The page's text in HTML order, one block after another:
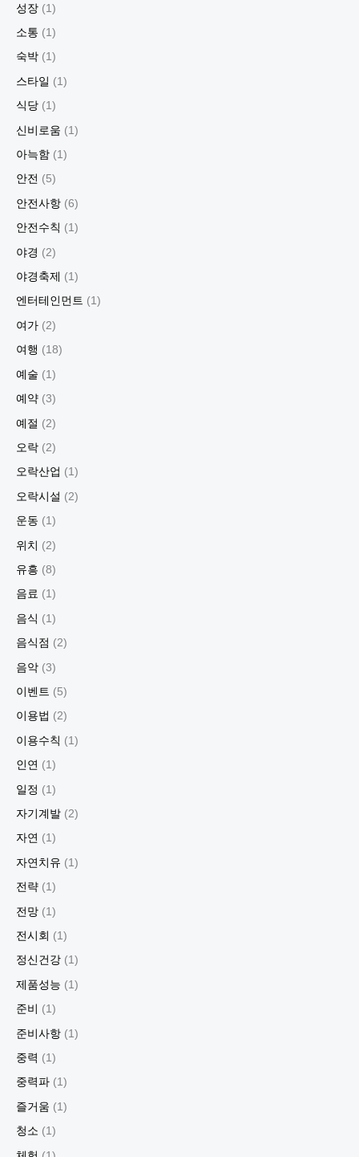
성장 (1)
소통 (1)
숙박 (1)
스타일 (1)
식당 (1)
신비로움 (1)
아늑함 (1)
안전 (5)
안전사항 (6)
안전수칙 (1)
야경 (2)
야경축제 (1)
엔터테인먼트 (1)
여가 (2)
여행 (18)
예술 (1)
예약 (3)
예절 (2)
오락 (2)
오락산업 (1)
오락시설 (2)
운동 (1)
위치 (2)
유흥 (8)
음료 (1)
음식 (1)
음식점 (2)
음악 (3)
이벤트 (5)
이용법 (2)
이용수칙 (1)
인연 (1)
일정 (1)
자기계발 (2)
자연 (1)
자연치유 (1)
전략 (1)
전망 (1)
전시회 (1)
정신건강 (1)
제품성능 (1)
준비 (1)
준비사항 (1)
중력 (1)
중력파 (1)
즐거움 (1)
청소 (1)